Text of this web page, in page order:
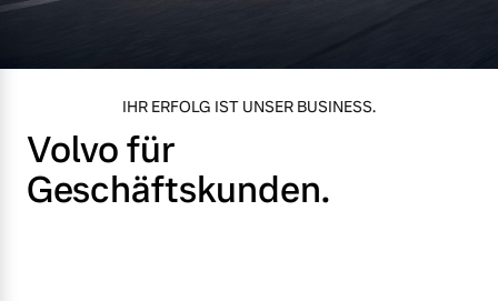
Gebrauchtwagen
Volvo kauft Ihr Auto
Unsere News & Events
IHR ERFOLG IST UNSER BUSINESS.
Volvo für
Geschäftskunden.